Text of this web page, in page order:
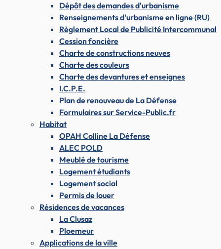
Dépôt des demandes d'urbanisme
Renseignements d'urbanisme en ligne (RU)
Règlement Local de Publicité Intercommunal
Cession foncière
Charte de constructions neuves
Charte des couleurs
Charte des devantures et enseignes
I.C.P.E.
Plan de renouveau de La Défense
Formulaires sur Service-Public.fr
Habitat
OPAH Colline La Défense
ALEC POLD
Meublé de tourisme
Logement étudiants
Logement social
Permis de louer
Résidences de vacances
La Clusaz
Ploemeur
Applications de la ville